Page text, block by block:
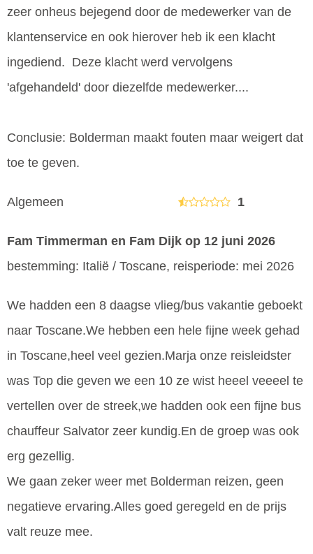
zeer onheus bejegend door de medewerker van de
klantenservice en ook hierover heb ik een klacht
ingediend. Deze klacht werd vervolgens
'afgehandeld' door diezelfde medewerker....
Conclusie: Bolderman maakt fouten maar weigert dat
toe te geven.
Algemeen 1
Fam Timmerman en Fam Dijk op 12 juni 2026
bestemming: Italië / Toscane, reisperiode: mei 2026
We hadden een 8 daagse vlieg/bus vakantie geboekt
naar Toscane.We hebben een hele fijne week gehad
in Toscane,heel veel gezien.Marja onze reisleidster
was Top die geven we een 10 ze wist heeel veeeel te
vertellen over de streek,we hadden ook een fijne bus
chauffeur Salvator zeer kundig.En de groep was ook
erg gezellig.
We gaan zeker weer met Bolderman reizen, geen
negatieve ervaring.Alles goed geregeld en de prijs
valt reuze mee.